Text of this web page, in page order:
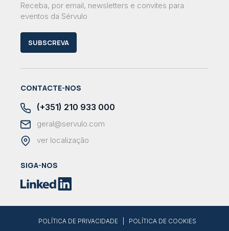
Receba, por email, newsletters e convites para
eventos da Sérvulo
SUBSCREVA
CONTACTE-NOS
(+351) 210 933 000
geral@servulo.com
ver localização
SIGA-NOS
POLÍTICA DE PRIVACIDADE POLÍTICA DE COOKIES